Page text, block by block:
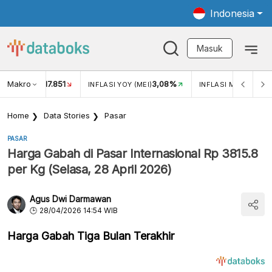
Indonesia
Masuk
Makro
USD/IDR 17.851 INFLASI YOY (MEI)3,08% INFLASI MOM (MEI)
Home Data Stories Pasar
PASAR
Harga Gabah di Pasar Internasional Rp 3815.8
per Kg (Selasa, 28 April 2026)
Agus Dwi Darmawan
28/04/2026 14:54 WIB
Harga Gabah Tiga Bulan Terakhir